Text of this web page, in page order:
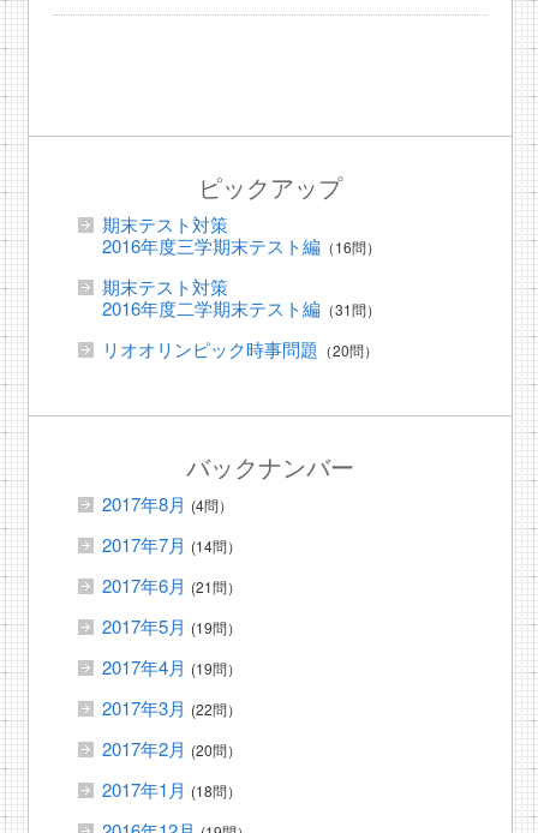
ピックアップ
期末テスト対策
2016年度三学期末テスト編（16問）
期末テスト対策
2016年度二学期末テスト編（31問）
リオオリンピック時事問題 （20問）
バックナンバー
2017年8月 (4問）
2017年7月 (14問）
2017年6月 (21問）
2017年5月 (19問）
2017年4月 (19問）
2017年3月 (22問）
2017年2月 (20問）
2017年1月 (18問）